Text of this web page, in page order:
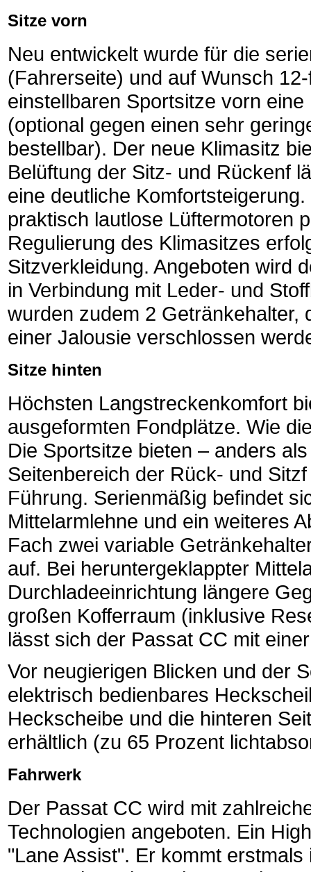
Sitze vorn
Neu entwickelt wurde für die
(Fahrerseite) und auf Wunsch
einstellbaren Sportsitze vorn eine
(optional gegen einen sehr
bestellbar). Der neue Klimasitz
Belüftung der Sitz- und Rückenf
eine deutliche
praktisch lautlose Lüftermotoren
Regulierung des Klimasitzes
Sitzverkleidung. Angeboten wird
in Verbindung mit Leder- und
wurden zudem 2 Getränkehalter,
einer Jalousie verschlossen
Sitze hinten
Höchsten Langstreckenkomfort
ausgeformten Fondplätze. Wie
Die Sportsitze bieten – anders
Seitenbereich der Rück- und
Führung. Serienmäßig befindet
Mittelarmlehne und ein weiteres
Fach zwei variable
auf. Bei heruntergeklappter
Durchladeeinrichtung längere
großen Kofferraum (inklusive
lässt sich der Passat CC mit
Vor neugierigen Blicken und der
elektrisch bedienbares
Heckscheibe und die hinteren
erhältlich (zu 65 Prozent
Fahrwerk
Der Passat CC wird mit
Technologien angeboten. Ein
"Lane Assist". Er kommt